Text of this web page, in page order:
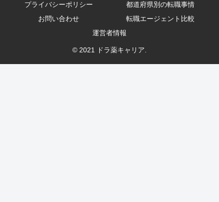
プライバシーポリシー
都道府県別の転職事情
お問い合わせ
転職エージェント比較
運営者情報
© 2021 ドラ薬キャリア.